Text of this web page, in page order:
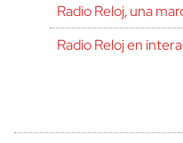
Radio Reloj, una
Radio Reloj en